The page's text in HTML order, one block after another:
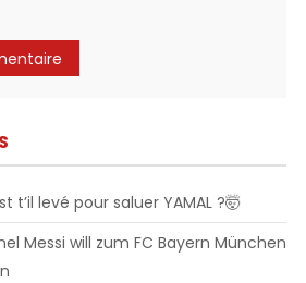
t’il levé pour saluer YAMAL ?🤯
Messi will zum FC Bayern München